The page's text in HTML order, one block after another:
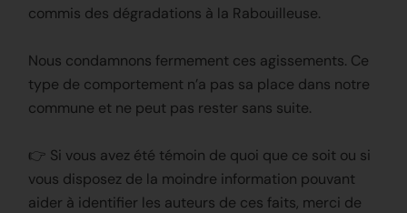
commis des dégradations à la Rabouilleuse.
Nous condamnons fermement ces agissements. Ce
type de comportement n’a pas sa place dans notre
commune et ne peut pas rester sans suite.
👉 Si vous avez été témoin de quoi que ce soit ou si
vous disposez de la moindre information pouvant
aider à identifier les auteurs de ces faits, merci de